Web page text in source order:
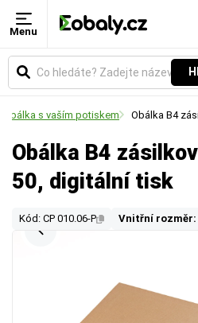
Menu
obálka s vaším potiskem Obálka B4
Obálka B4
50, digitální tisk
Kód: CP 010.06-P Vnitřní rozměr: